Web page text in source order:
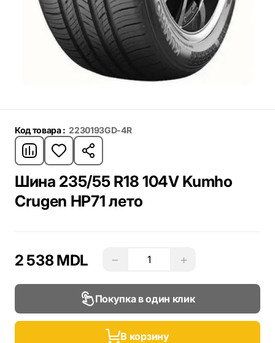
Код товара : 2230193GD-4R
Шина 235/55 R18 104V Kumho
Crugen HP71 лето
2 538 MDL − +
Покупка в один клик
В корзину